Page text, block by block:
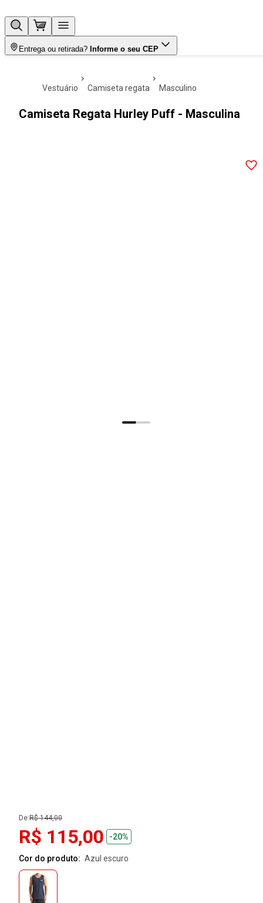
Entrega ou retirada? Informe o seu CEP
vestuário camiseta regata masculino
Camiseta Regata Hurley Puff - Masculina
De:R$ 144,00
R$ 115,00 -20%
Cor do produto: azul escuro